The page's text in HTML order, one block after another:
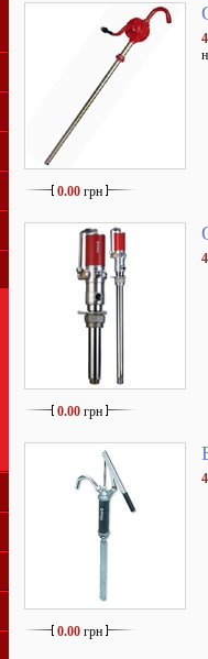
0.00 грн
0.00 грн
0.00 грн